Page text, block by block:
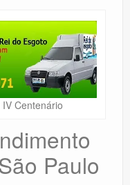
Centenário
Paulo